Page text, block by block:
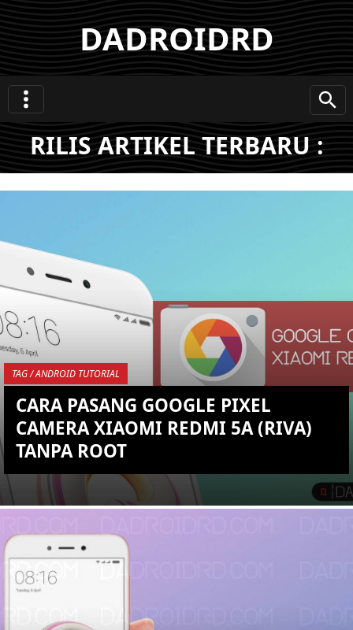
DADROIDRD
RILIS ARTIKEL TERBARU :
TAG / ANDROID TUTORIAL
CARA PASANG GOOGLE PIXEL
CAMERA XIAOMI REDMI 5A (RIVA)
TANPA ROOT